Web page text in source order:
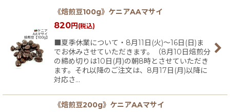
並び順:
絞り込む
《焙煎豆100g》ケニアAAマサイ
820円 (税込)
■夏季休業について・8月11日(火)〜16日(日)ま
でお休みさせていただきます。（8月10日焙煎分
の締め切りは10日(月)の朝8時とさせていただき
ます。それ以降のご注文は、8月17日(月)以降に
対応さ…
《焙煎豆200g》ケニアAAマサイ